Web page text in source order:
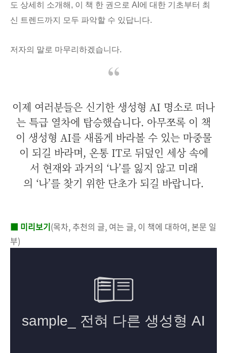
도 상세히 소개해, 이 책 한 권으로 AI에 대한 기초부터 최
신 트렌드까지 모두 파악할 수 있답니다.
저자의 말로 마무리하겠습니다.
이제 여러분들은 신기한 생성형 AI 명소로 떠나
는 특급 열차에 탑승했습니다. 아무쪼록 이 책
이 생성형 AI를 새롭게 바라볼 수 있는 마중물
이 되길 바라며, 온통 IT로 뒤덮인 세상 속에
서 현재와 과거의 ‘나’를 잃지 않고 미래
의 ‘나’를 찾기 위한 단초가 되길 바랍니다.
■ 미리보기(목차, 추천의 글, 여는 글, 이 책에 대하여, 본문 일
부)